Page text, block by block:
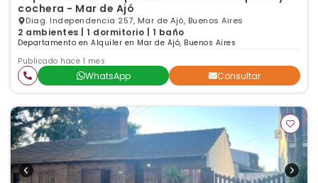
cochera - Mar de Ajó
Diag. Independencia 257, Mar de Ajó, Buenos Aires
2 ambientes | 1 dormitorio | 1 baño
Departamento en Alquiler en Mar de Ajó, Buenos Aires
Publicado hace 1 mes
WhatsApp Consultar